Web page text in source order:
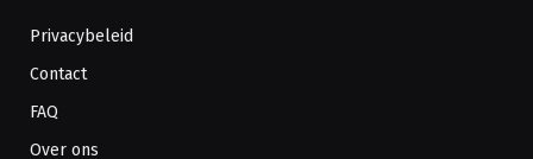
Privacybeleid
Contact
FAQ
Over ons